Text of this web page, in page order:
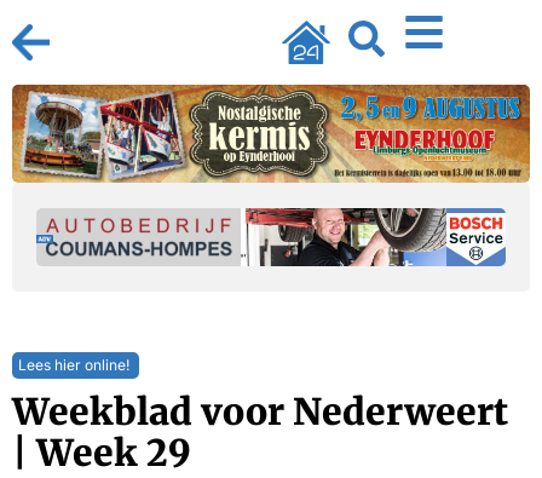
Lees hier online!
Weekblad voor Nederweert
| Week 29